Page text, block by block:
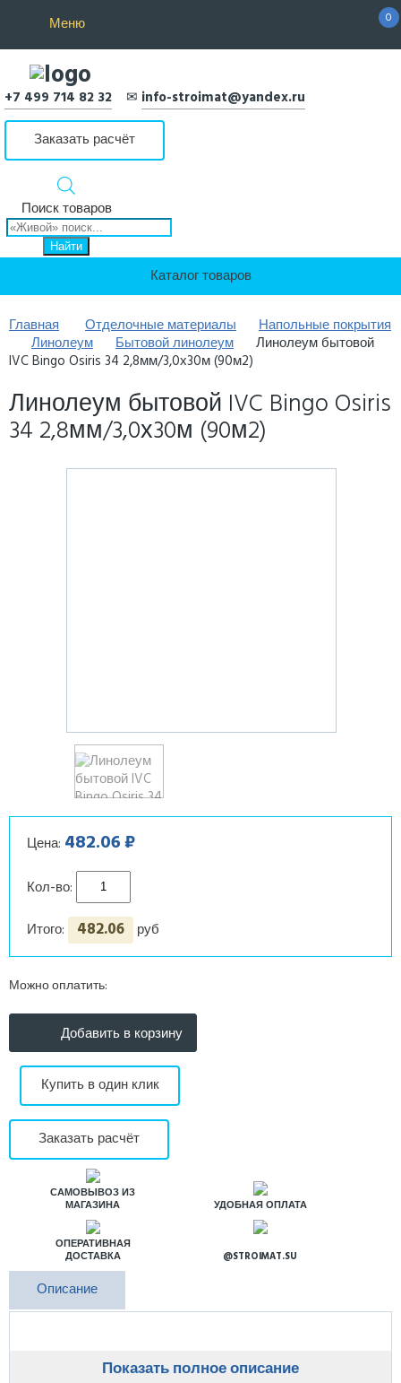
0
Меню
+7 499 714 82 32 ✉ info-stroimat@yandex.ru
Заказать расчёт
Поиск товаров
Найти
Каталог товаров
Главная Отделочные материалы
Напольные покрытия
Линолеум
Бытовой линолеум
Линолеум бытовой
IVC Bingo Osiris 34 2,8мм/3,0х30м (90м2)
Линолеум бытовой IVC Bingo Osiris
34 2,8мм/3,0х30м (90м2)
Цена: 482.06 ₽
Кол-во:
Итого:
482.06 руб
Можно оплатить:
Купить в один клик
Заказать расчёт
САМОВЫВОЗ ИЗ
МАГАЗИНА
УДОБНАЯ ОПЛАТА
ОПЕРАТИВНАЯ
ДОСТАВКА
@STROIMAT.SU
Описание
Показать полное описание